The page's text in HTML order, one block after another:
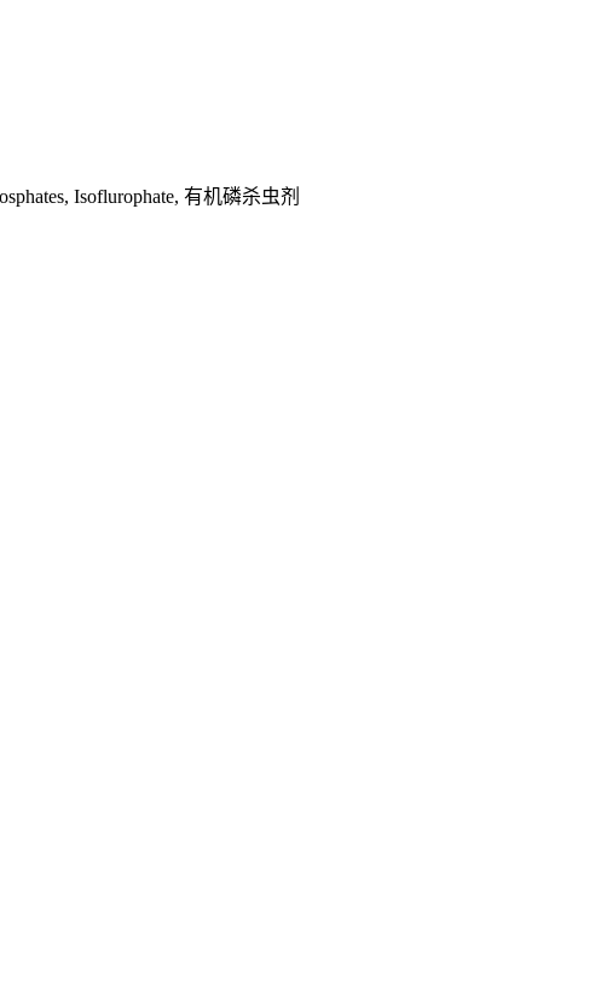
Isoflurophate, 有机磷杀虫剂